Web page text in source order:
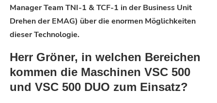
Manager Team TNI-1 & TCF-1 in der Business Unit
Drehen der EMAG) über die enormen Möglichkeiten
dieser Technologie.
Herr Gröner, in welchen Bereichen
kommen die Maschinen VSC 500
und VSC 500 DUO zum Einsatz?